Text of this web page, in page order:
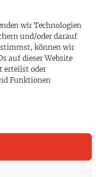
wir Technologien
und/oder darauf
können wir
auf dieser Website
erteilst oder
Funktionen